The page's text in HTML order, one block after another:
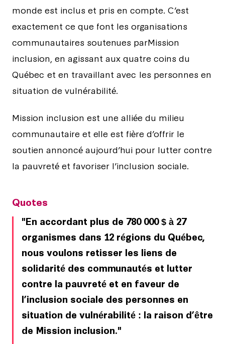
monde est inclus et pris en compte. C’est
exactement ce que font les organisations
communautaires soutenues parMission
inclusion, en agissant aux quatre coins du
Québec et en travaillant avec les personnes en
situation de vulnérabilité.
Mission inclusion est une alliée du milieu
communautaire et elle est fière d’offrir le
soutien annoncé aujourd’hui pour lutter contre
la pauvreté et favoriser l’inclusion sociale.
Quotes
En accordant plus de 780 000 $ à 27
organismes dans 12 régions du Québec,
nous voulons retisser les liens de
solidarité des communautés et lutter
contre la pauvreté et en faveur de
l’inclusion sociale des personnes en
situation de vulnérabilité : la raison d’être
de Mission inclusion.